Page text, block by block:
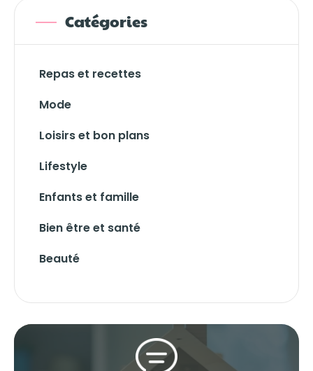
Catégories
Repas et recettes
Mode
Loisirs et bon plans
Lifestyle
Enfants et famille
Bien être et santé
Beauté